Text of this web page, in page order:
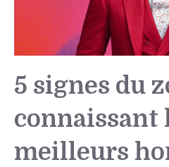
5 signes du
connaissant
meilleurs